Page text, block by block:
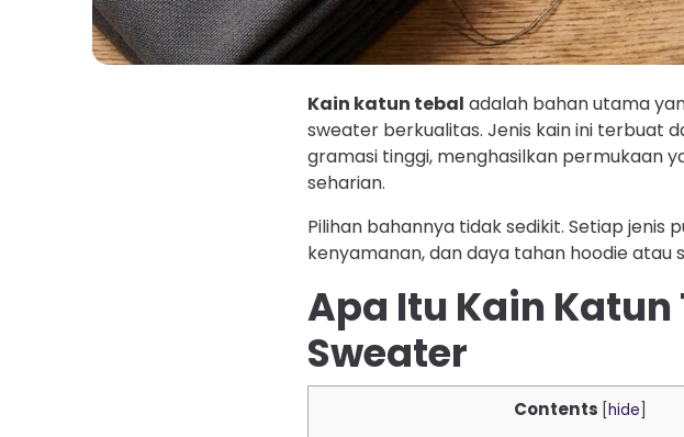
Kain katun tebal adalah bahan utama
sweater berkualitas. Jenis kain ini terbuat
gramasi tinggi, menghasilkan permukaan
seharian.
Pilihan bahannya tidak sedikit. Setiap
kenyamanan, dan daya tahan hoodie atau
Apa Itu Kain
Sweater
Contents [hide